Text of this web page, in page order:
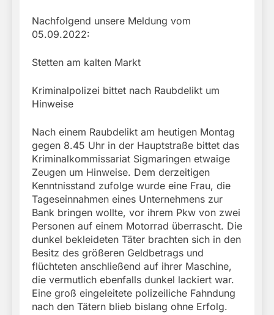
Nachfolgend unsere Meldung vom
05.09.2022:
Stetten am kalten Markt
Kriminalpolizei bittet nach Raubdelikt um
Hinweise
Nach einem Raubdelikt am heutigen Montag
gegen 8.45 Uhr in der Hauptstraße bittet das
Kriminalkommissariat Sigmaringen etwaige
Zeugen um Hinweise. Dem derzeitigen
Kenntnisstand zufolge wurde eine Frau, die
Tageseinnahmen eines Unternehmens zur
Bank bringen wollte, vor ihrem Pkw von zwei
Personen auf einem Motorrad überrascht. Die
dunkel bekleideten Täter brachten sich in den
Besitz des größeren Geldbetrags und
flüchteten anschließend auf ihrer Maschine,
die vermutlich ebenfalls dunkel lackiert war.
Eine groß eingeleitete polizeiliche Fahndung
nach den Tätern blieb bislang ohne Erfolg.